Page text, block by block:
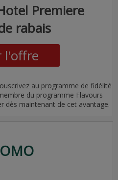
Premiere
rabais
l'offre
au programme de fidélité
du programme Flavours
dès maintenant de cet avantage.